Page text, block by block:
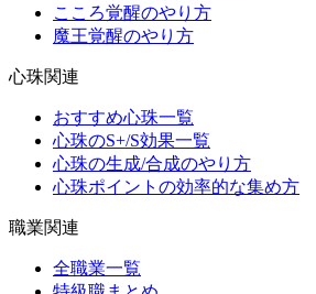
こころ覚醒のやり方
魔王覚醒のやり方
心珠関連
おすすめ心珠一覧
心珠のS+/S効果一覧
心珠の生成/合成のやり方
心珠ポイントの効率的な集め方
職業関連
全職業一覧